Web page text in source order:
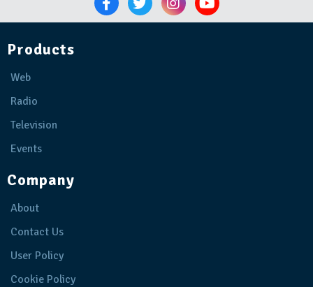
Products
Web
Radio
Television
Events
Company
About
Contact Us
User Policy
Cookie Policy